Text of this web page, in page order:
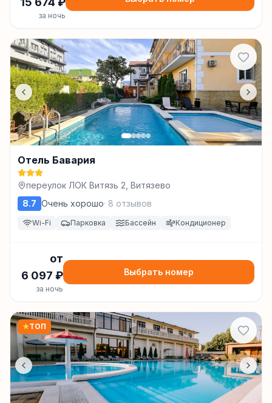
за ночь
Отель Бавария
переулок ЛОК Витязь 2, Витязево
8.7 Очень хорошо· 8 отзывов
Wi-Fi Парковка Бассейн Кондиционер
от
6 097 ₽
за ночь
Выбрать номер
★ТОП